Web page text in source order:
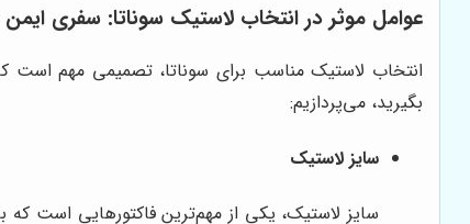
عوامل موثر در انتخاب لاستیک سوناتا: سفری
انتخاب لاستیک مناسب برای سوناتا، تصمیمی مهم است
بگیرید، می‌پردازیم:
سایز لاستیک
سایز لاستیک، یکی از مهم‌ترین فاکتورهایی است